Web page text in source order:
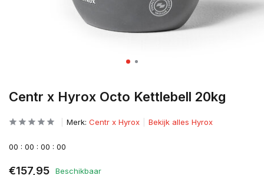
Centr x Hyrox Octo Kettlebell 20kg
Merk: Centr x Hyrox Bekijk alles Hyrox
00 : 00 : 00 : 00
€157,95 Beschikbaar